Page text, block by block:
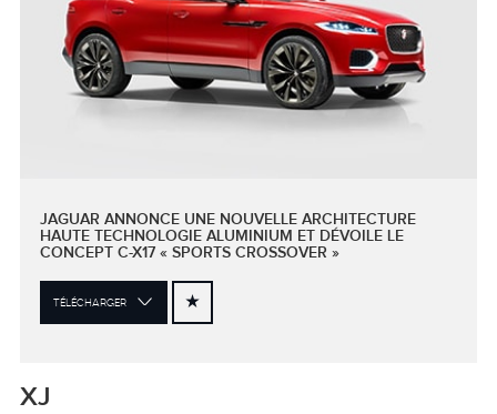
JAGUAR ANNONCE UNE NOUVELLE ARCHITECTURE
HAUTE TECHNOLOGIE ALUMINIUM ET DÉVOILE LE
CONCEPT C-X17 « SPORTS CROSSOVER »
TÉLÉCHARGER
XJ